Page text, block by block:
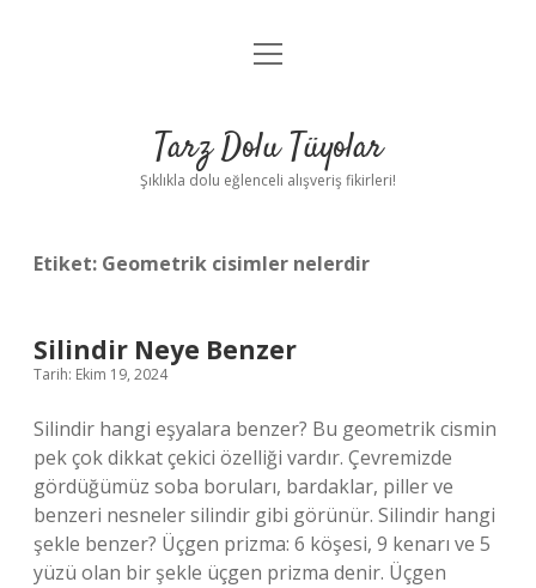
Anasayfa
Yasal Uyarı
menüyü
Tarz Dolu Tüyolar
Şıklıkla dolu eğlenceli alışveriş fikirleri!
Etiket: Geometrik cisimler nelerdir
Silindir Neye Benzer
Tarih: Ekim 19, 2024
Silindir hangi eşyalara benzer? Bu geometrik cismin
pek çok dikkat çekici özelliği vardır. Çevremizde
gördüğümüz soba boruları, bardaklar, piller ve
benzeri nesneler silindir gibi görünür. Silindir hangi
şekle benzer? Üçgen prizma: 6 köşesi, 9 kenarı ve 5
yüzü olan bir şekle üçgen prizma denir. Üçgen